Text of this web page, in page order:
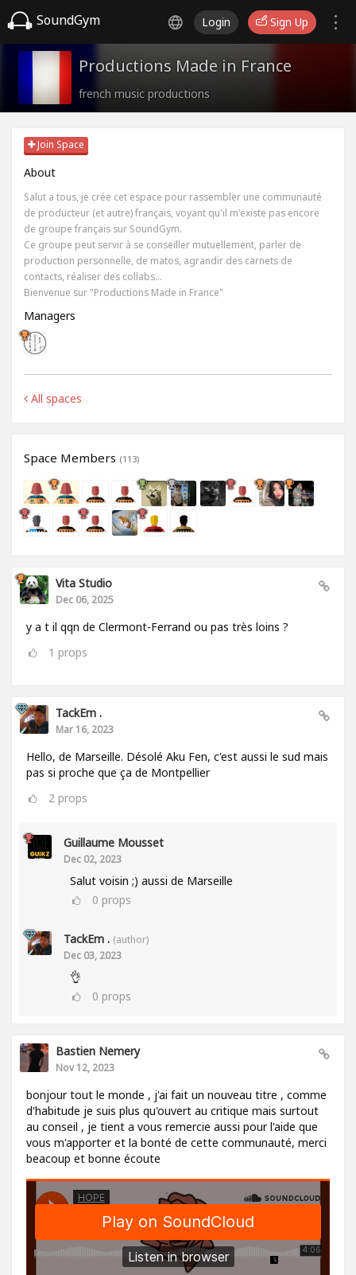
SoundGym Login Sign Up
Productions Made in France
french music productions
Join Space
About
Salut a tous, je crée cet espace pour rassembler une communauté
de producteur (et autre) français, voyant qu'il m'existe pas encore
de groupe français sur SoundGym.
Ce groupe peut servir à se conseiller mutuellement, parler de
production personnelle, de matos, agrandir des carnets de
contacts, réaliser des collabs…
Bienvenue sur "Productions Made in France"
Managers
All spaces
Space Members (113)
Vita Studio
Dec 06, 2025
y a t il qqn de Clermont-Ferrand ou pas très loins ?
1 props
TackEm .
Mar 16, 2023
Hello, de Marseille. Désolé Aku Fen, c'est aussi le sud mais
pas si proche que ça de Montpellier
2 props
Guillaume Mousset
Dec 02, 2023
Salut voisin ;) aussi de Marseille
0 props
TackEm . (author)
Dec 03, 2023
👌
0 props
Bastien Nemery
Nov 12, 2023
bonjour tout le monde , j'ai fait un nouveau titre , comme
d'habitude je suis plus qu'ouvert au critique mais surtout
au conseil , je tient a vous remercie aussi pour l'aide que
vous m'apporter et la bonté de cette communauté, merci
beacoup et bonne écoute